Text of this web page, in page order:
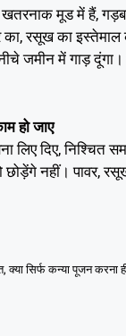
मूड में हैं,
रसूख का
जमीन में गाड़
हो जाए
दिए, निश्चित
नहीं। पावर,
क्या सिर्फ कन्या पूजन करना